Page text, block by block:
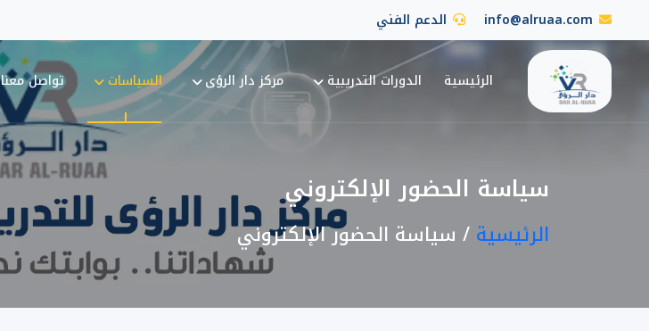
info@alruaa.com الدعم الفني
الرئيسية الدورات التدريبية مركز دار الرؤى السياسات تواصل معنا
سياسة الحضور الإلكتروني
الرئيسية سياسة الحضور الإلكتروني